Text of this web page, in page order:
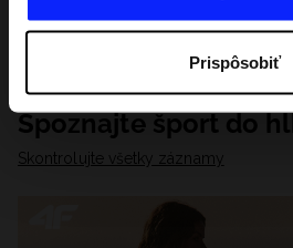
dôsledku vášho používania ich
našim partnerom, aby sme
zobrazovania online reklamy,
prieskum, upravili obsah a zlepšili
našimi partnermi (napr. sociálne
údajov a v časti „Podrobnosti“.
Prispôsobiť
Spoznajte šport do
Skontrolujte všetky záznamy